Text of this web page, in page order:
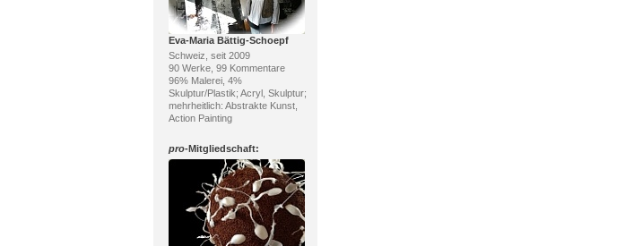
Eva-Maria Bättig-Schoepf
Schweiz, seit 2009
90 Werke, 99 Kommentare
96% Malerei, 4%
Skulptur/Plastik; Acryl, Skulptur;
mehrheitlich: Abstrakte Kunst,
Action Painting
pro-Mitgliedschaft: